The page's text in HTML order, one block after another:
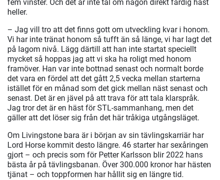
fem vinster. Och det är inte tal om någon direkt färdig häst
heller.
– Jag vill tro att det finns gott om utveckling kvar i honom.
Vi har inte tränat honom så tufft än så länge, vi har lagt det
på lagom nivå. Lägg därtill att han inte startat speciellt
mycket så hoppas jag att vi ska ha roligt med honom
framöver. Han var inte bottnad senast och normalt borde
det vara en fördel att det gått 2,5 vecka mellan starterna
istället för en månad som det gick mellan näst senast och
senast. Det är en jävel på att trava för att tala klarspråk.
Jag tror det är en häst för STL-sammanhang, men det
gäller att det löser sig från det här tråkiga utgångsläget.
Om Livingstone bara är i början av sin tävlingskarriär har
Lord Horse kommit desto längre. 46 starter har sexåringen
gjort – och precis som för Petter Karlsson blir 2022 hans
bästa år på tävlingsbanan. Över 300.000 kronor har hästen
tjänat – och toppformen har hållit sig en längre tid.